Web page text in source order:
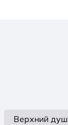
Верхний душ